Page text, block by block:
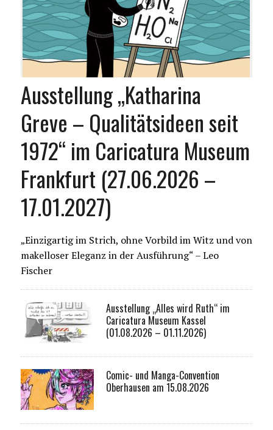
Ausstellung „Katharina
Greve – Qualitätsideen seit
1972“ im Caricatura Museum
Frankfurt (27.06.2026 –
17.01.2027)
„Einzigartig im Strich, ohne Vorbild im Witz und von
makelloser Eleganz in der Ausführung“ – Leo
Fischer
Ausstellung „Alles wird Ruth“ im
Caricatura Museum Kassel
(01.08.2026 – 01.11.2026)
Comic- und Manga-Convention
Oberhausen am 15.08.2026